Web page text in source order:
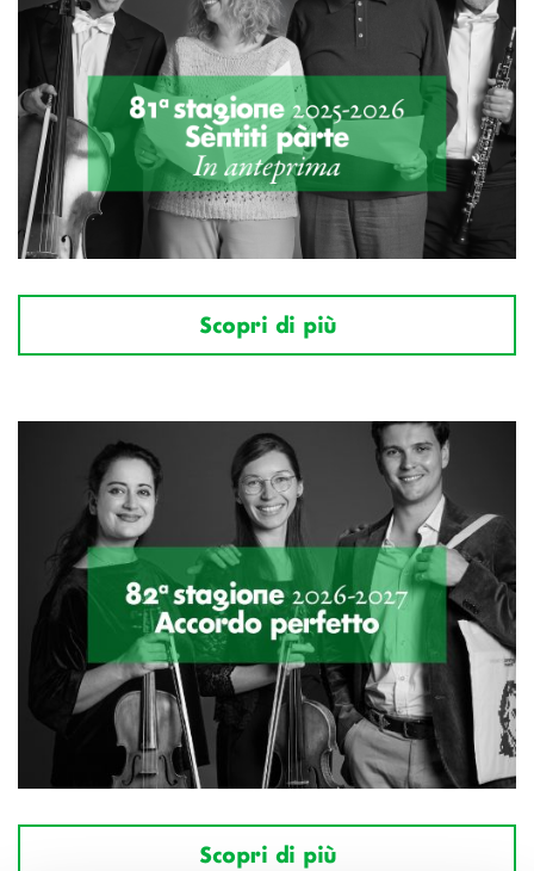
Scopri di più
Scopri di più